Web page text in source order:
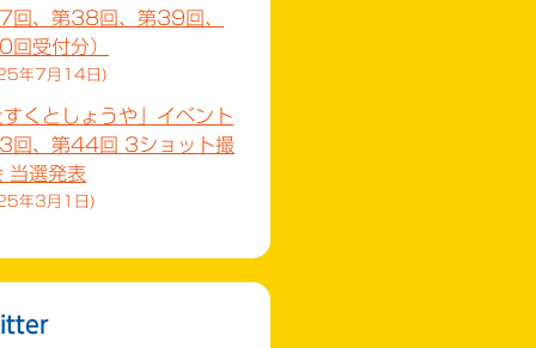
回、第38回、第39回、
回受付分）
年7月14日
すくとしょうや」イベント
回、第44回 3ショット撮
当選発表
年3月1日